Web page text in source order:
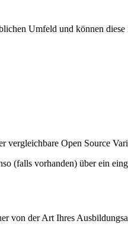
Umfeld und können
Open Source
(falls vorhanden) über ein
von der Art Ihres